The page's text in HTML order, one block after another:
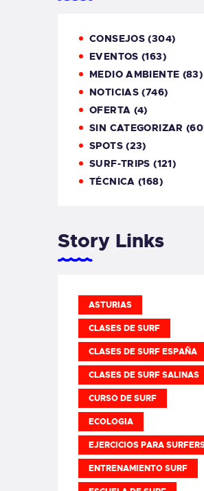
CONSEJOS (304)
EVENTOS (163)
MEDIO AMBIENTE (83)
NOTICIAS (746)
OFERTA (4)
SIN CATEGORIZAR
SPOTS(23)
SURF-TRIPS (121)
TÉCNICA (168)
Story Links
ASTURIAS
CLASES DE SURF
CLASES DE SURF ESPAÑA
CLASES DE SURF SALINAS
CURSO DE SURF
ECOLOGIA
EJERCICIOS PARA
ENTRENAMIENTO SURF